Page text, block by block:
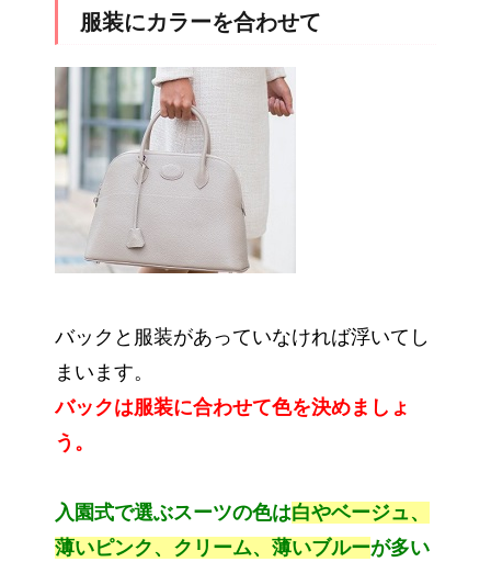
服装にカラーを合わせて
バックと服装があっていなければ浮いてし
まいます。
バックは服装に合わせて色を決めましょ
う。
入園式で選ぶスーツの色は白やベージュ、
薄いピンク、クリーム、薄いブルーが多い